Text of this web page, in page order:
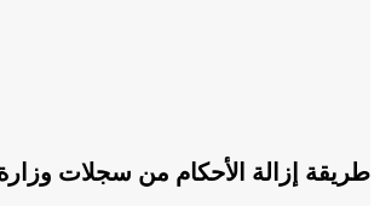
طريقة إزالة الأحكام من سجلات وزارة